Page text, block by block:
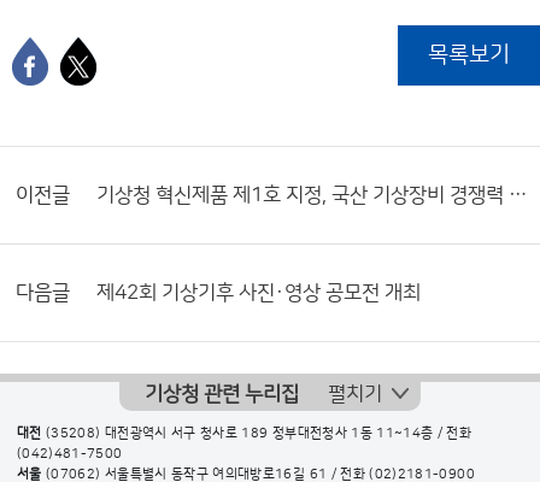
목록보기
이전글 기상청 혁신제품 제1호 지정, 국산 기상장비 경쟁력 강화에 앞장선다
다음글 제42회 기상기후 사진·영상 공모전 개최
기상청 관련 누리집 펼치기
대전 (35208) 대전광역시 서구 청사로 189 정부대전청사 1동 11~14층 / 전화
(042)481-7500
서울 (07062) 서울특별시 동작구 여의대방로16길 61 / 전화(02)2181-0900